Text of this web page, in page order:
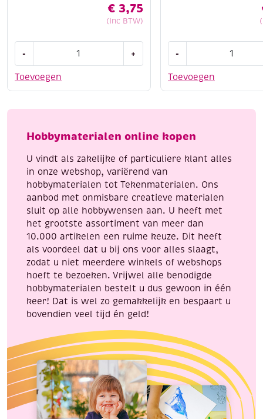
€ 3,75
(Inc BTW)
Toevoegen
-
set
mix
+
Toevoegen
-
set,
Hobbymaterialen online kopen
U vindt als zakelijke of particuliere klant alles
in onze webshop, variërend van
hobbymaterialen tot Tekenmaterialen. Ons
aanbod met onmisbare creatieve materialen
sluit op alle hobbywensen aan. U heeft met
het grootste assortiment van meer dan
10.000 artikelen een ruime keuze. Dit heeft
als voordeel dat u bij ons voor alles slaagt,
zodat u niet meerdere winkels of webshops
hoeft te bezoeken. Vrijwel alle benodigde
hobbymaterialen bestelt u dus gewoon in één
keer! Dat is wel zo gemakkelijk en bespaart u
bovendien veel tijd én geld!